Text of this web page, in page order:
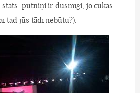
stāts, putniņi ir dusmīgi, jo cūkas
tad jūs tādi nebūtu?).